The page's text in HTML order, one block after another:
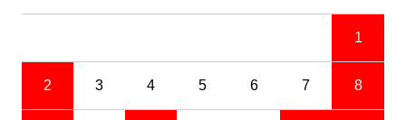
1
2 3 4 5 6 7 8